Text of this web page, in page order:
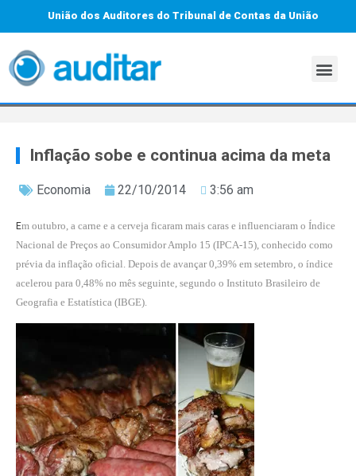
União dos Auditores do Tribunal de Contas da União
Inflação sobe e continua acima da meta
Economia 22/10/2014 3:56 am
Em outubro, a carne e a cerveja ficaram mais caras e influenciaram o Índice
Nacional de Preços ao Consumidor Amplo 15 (IPCA-15), conhecido como
prévia da inflação oficial. Depois de avançar0,39% em setembro, o índice
acelerou para 0,48% no mês seguinte, segundo o Instituto Brasileiro de
Geografia e Estatística (IBGE).